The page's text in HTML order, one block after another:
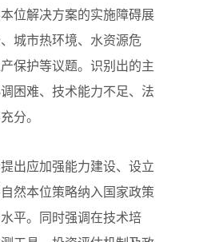
位解决方案的实施障碍展
城市热环境、水资源危
保护等议题。识别出的主
困难、技术能力不足、法
分。
出应加强能力建设、设立
然本位策略纳入国家政策
平。同时强调在技术培